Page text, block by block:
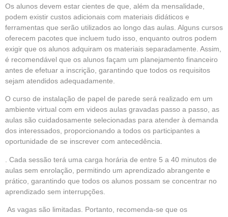
Os alunos devem estar cientes de que, além da mensalidade,
podem existir custos adicionais com materiais didáticos e
ferramentas que serão utilizados ao longo das aulas. Alguns cursos
oferecem pacotes que incluem tudo isso, enquanto outros podem
exigir que os alunos adquiram os materiais separadamente. Assim,
é recomendável que os alunos façam um planejamento financeiro
antes de efetuar a inscrição, garantindo que todos os requisitos
sejam atendidos adequadamente.
O curso de instalação de papel de parede será realizado em um
ambiente virtual com em videos aulas gravadas passo a passo, as
aulas são cuidadosamente selecionadas para atender à demanda
dos interessados, proporcionando a todos os participantes a
oportunidade de se inscrever com antecedência.
. Cada sessão terá uma carga horária de entre 5 a 40 minutos de
aulas sem enrolação, permitindo um aprendizado abrangente e
prático, garantindo que todos os alunos possam se concentrar no
aprendizado sem interrupções.
As vagas são limitadas. Portanto, recomenda-se que os